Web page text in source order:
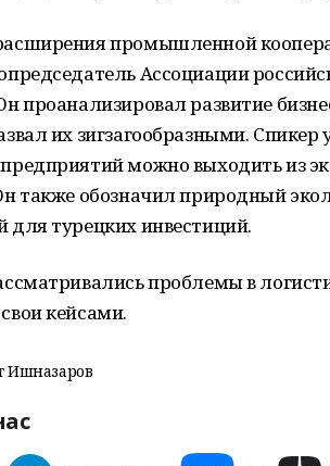
промышленной
Ассоциации
проанализировал развитие
их зигзагообразными.
можно выходить из
также обозначил природный
для турецких инвестиций.
проблемы в
кейсами.
Ишназаров